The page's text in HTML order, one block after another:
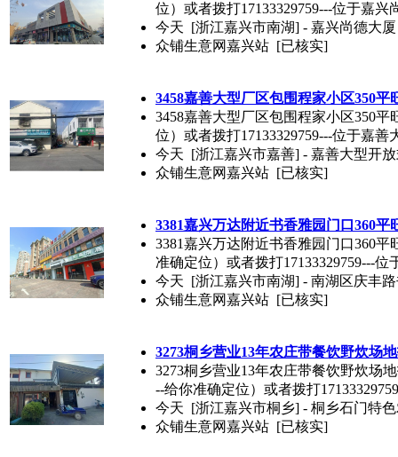
位）或者拨打17133329759---位于嘉兴
今天 [浙江嘉兴市南湖] - 嘉兴尚德大厦
众铺生意网嘉兴站 [已核实]
3458嘉善大型厂区包围程家小区350平
3458嘉善大型厂区包围程家小区350
位）或者拨打17133329759---位于嘉善
今天 [浙江嘉兴市嘉善] - 嘉善大型开
众铺生意网嘉兴站 [已核实]
3381嘉兴万达附近书香雅园门口360平
3381嘉兴万达附近书香雅园门口360
准确定位）或者拨打17133329759---位
今天 [浙江嘉兴市南湖] - 南湖区庆丰
众铺生意网嘉兴站 [已核实]
3273桐乡营业13年农庄带餐饮野炊场
3273桐乡营业13年农庄带餐饮野炊场
--给你准确定位）或者拨打
今天 [浙江嘉兴市桐乡] - 桐乡石门特
众铺生意网嘉兴站 [已核实]